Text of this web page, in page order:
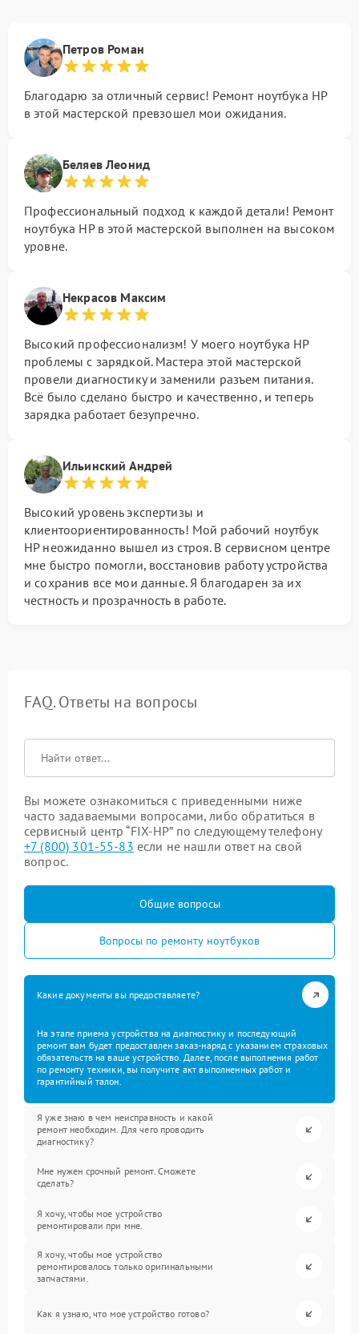
Петров Роман
Благодарю за отличный сервис! Ремонт ноутбука HP
в этой мастерской превзошел мои ожидания.
Беляев Леонид
Профессиональный подход к каждой детали! Ремонт
ноутбука HP в этой мастерской выполнен на высоком
уровне.
Некрасов Максим
Высокий профессионализм! У моего ноутбука HP
проблемы с зарядкой. Мастера этой мастерской
провели диагностику и заменили разъем питания.
Всё было сделано быстро и качественно, и теперь
зарядка работает безупречно.
Ильинский Андрей
Высокий уровень экспертизы и
клиентоориентированность! Мой рабочий ноутбук
HP неожиданно вышел из строя. В сервисном центре
мне быстро помогли, восстановив работу устройства
и сохранив все мои данные. Я благодарен за их
честность и прозрачность в работе.
FAQ. Ответы на вопросы
Вы можете ознакомиться с приведенными ниже
часто задаваемыми вопросами, либо обратиться в
сервисный центр “FIX-HP” по следующему телефону
+7 (800) 301-55-83 если не нашли ответ на свой
вопрос.
Общие вопросы
Вопросы по ремонту ноутбуков
Какие документы вы предоставляете?
На этапе приема устройства на диагностику и последующий
ремонт вам будет предоставлен заказ-наряд с указанием страховых
обязательств на ваше устройство. Далее, после выполнения работ
по ремонту техники, вы получите акт выполненных работ и
гарантийный талон.
Я уже знаю в чем неисправность и какой
ремонт необходим. Для чего проводить
диагностику?
Мне нужен срочный ремонт. Сможете
сделать?
Я хочу, чтобы мое устройство
ремонтировали при мне.
Я хочу, чтобы мое устройство
ремонтировалось только оригинальными
запчастями.
Как я узнаю, что мое устройство готово?